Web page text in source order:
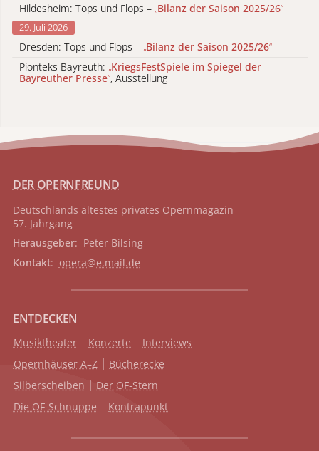
Hildesheim: Tops und Flops – „Bilanz der Saison 2025/26“
29. Juli 2026
Dresden: Tops und Flops – „Bilanz der Saison 2025/26“
Pionteks Bayreuth: „KriegsFestSpiele im Spiegel der
Bayreuther Presse“, Ausstellung
DER OPERNFREUND
Deutschlands ältestes privates Opernmagazin
57. Jahrgang
Herausgeber: Peter Bilsing
Kontakt: opera@e.mail.de
ENTDECKEN
Musiktheater Konzerte
Interviews
Opernhäuser A–Z
Bücherecke
Silberscheiben
Der OF-Stern
Die OF-Schnuppe
Kontrapunkt